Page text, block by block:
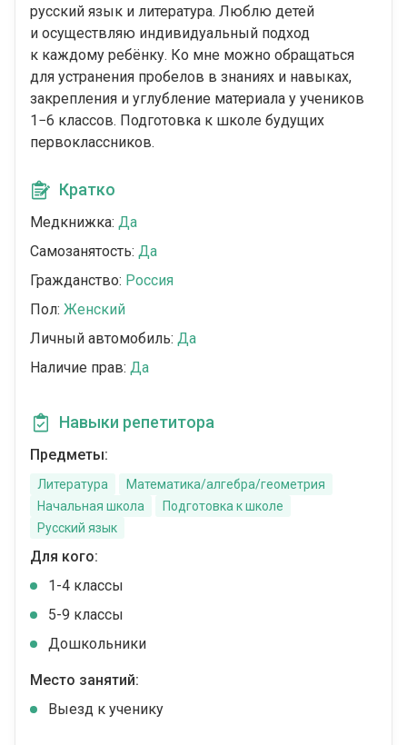
русский язык и литература. Люблю детей
и осуществляю индивидуальный подход
к каждому ребёнку. Ко мне можно обращаться
для устранения пробелов в знаниях и навыках,
закрепления и углубление материала у учеников
1−6 классов. Подготовка к школе будущих
первоклассников.
Кратко
Медкнижка: Да
Самозанятость: Да
Гражданство: Россия
Пол: Женский
Личный автомобиль: Да
Наличие прав: Да
Навыки репетитора
Предметы:
Литература
Математика/алгебра/геометрия
Начальная школа
Подготовка к школе
Русский язык
Для кого:
1-4 классы
5-9 классы
Дошкольники
Место занятий:
Выезд к ученику